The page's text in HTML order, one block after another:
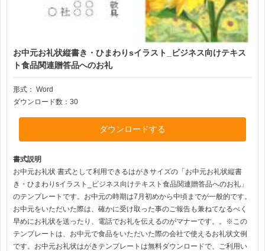
お中元お礼状縦書き・ひまわりsイラスト_ビジネス向けテキス
ト食品関連贈答品へのお礼
形式： Word
ダウンロード数：30
ダウンロードする
書式説明
お中元お礼状 書式として利用できるはがきサイズの「お中元お礼状縦書
き・ひまわりsイラスト_ビジネス向けテキスト食品関連贈答品へのお礼」
のテンプレートです。お中元の時期は7月初めから中頃までが一般的です。
お中元をいただいた際は、確かに受け取った事のご報告も兼ねてなるべく
早めにお礼状を送ったり、電話でお礼を伝えるのがマナーです。。※この
テンプレートは、お中元で食品をいただいた際の会社で使えるお礼状文例
です。お中元お礼状はがきテンプレートは無料ダウンロードで、ご利用い